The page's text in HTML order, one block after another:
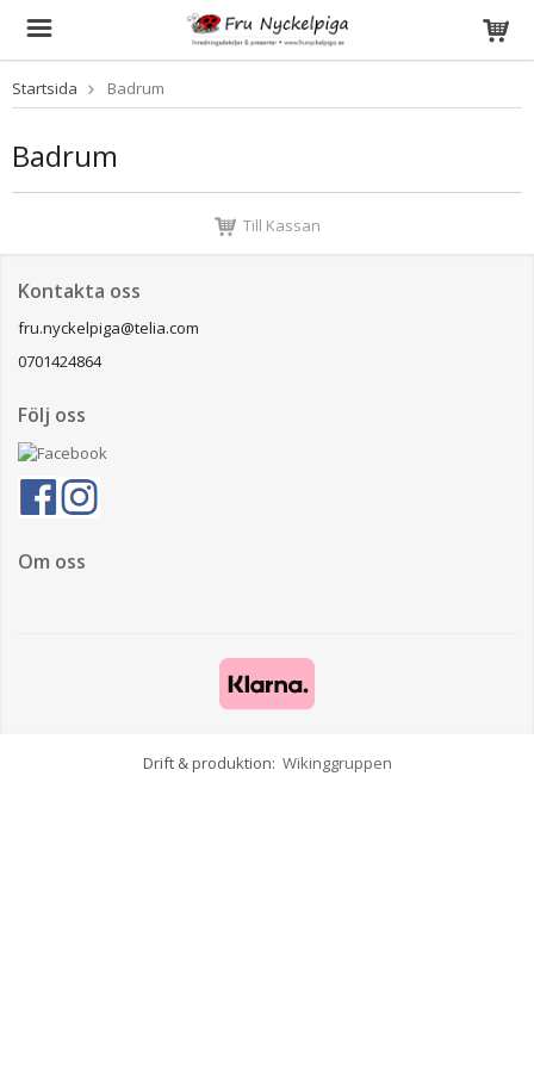
Startsida Badrum
Badrum
Till Kassan
Kontakta oss
fru.nyckelpiga@telia.com
0701424864
Följ oss
Om oss
Drift & produktion: Wikinggruppen